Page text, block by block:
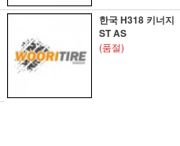
한국 H318 키너지
ST AS
(품절)